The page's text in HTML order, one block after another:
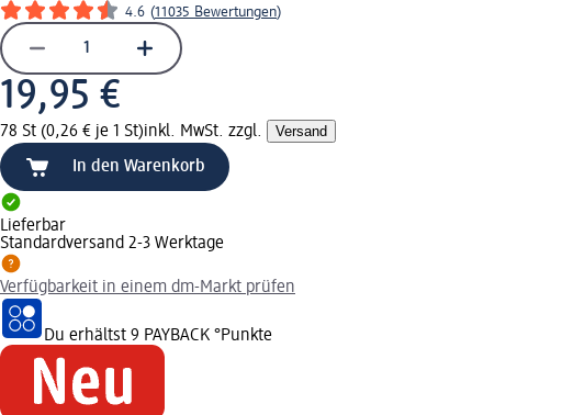
4.6 (11035 Bewertungen)
19,95 €
78 St (0,26 € je 1 St)inkl. MwSt. zzgl. Versand
In den Warenkorb
Lieferbar
Standardversand 2-3 Werktage
Verfügbarkeit in einem dm-Markt prüfen
Du erhältst 9 PAYBACK °Punkte